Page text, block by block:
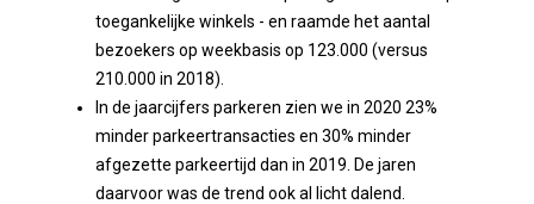
toegankelijke winkels - en raamde het aantal
bezoekers op weekbasis op 123.000 (versus
210.000 in 2018).
In de jaarcijfers parkeren zien we in 2020 23%
minder parkeertransacties en 30% minder
afgezette parkeertijd dan in 2019. De jaren
daarvoor was de trend ook al licht dalend.